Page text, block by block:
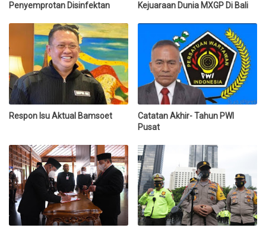
Penyemprotan Disinfektan
Kejuaraan Dunia MXGP Di Bali
Respon Isu Aktual Bamsoet
Catatan Akhir- Tahun PWI
Pusat